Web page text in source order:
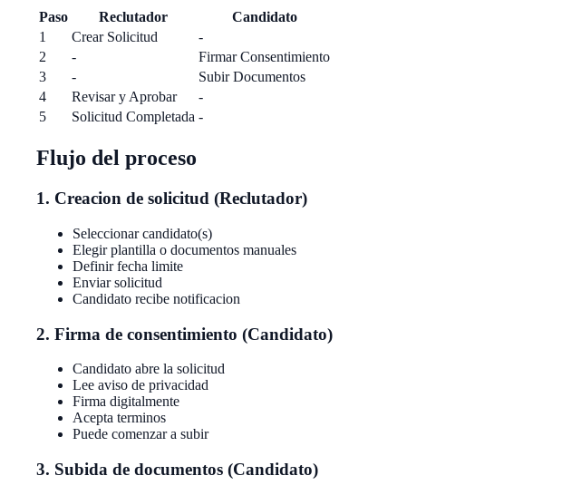
Paso Reclutador
Candidato
1
Crear Solicitud
-
2
-
Firmar Consentimiento
3
-
Subir Documentos
4
Revisar y Aprobar
-
5
Solicitud Completada -
Flujo del proceso
1. Creacion de solicitud (Reclutador)
Seleccionar candidato(s)
Elegir plantilla o documentos manuales
Definir fecha limite
Enviar solicitud
Candidato recibe notificacion
2. Firma de consentimiento (Candidato)
Candidato abre la solicitud
Lee aviso de privacidad
Firma digitalmente
Acepta terminos
Puede comenzar a subir
3. Subida de documentos (Candidato)